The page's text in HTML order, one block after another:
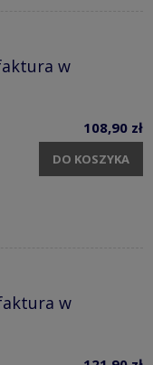
w
108,90 zł
DO KOSZYKA
w